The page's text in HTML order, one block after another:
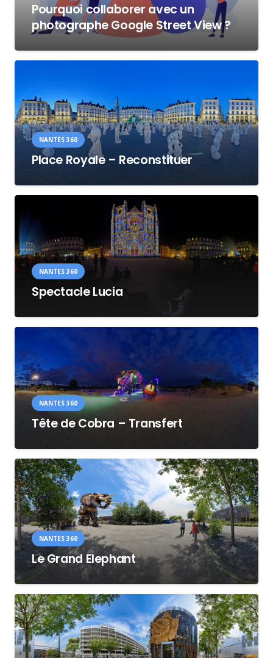
Pourquoi collaborer avec un
photographe Google Street View ?
NANTES 360
Place Royale – Reconstituer
NANTES 360
Spectacle Lucia
NANTES 360
Tête de Cobra – Transfert
NANTES 360
Le Grand Elephant